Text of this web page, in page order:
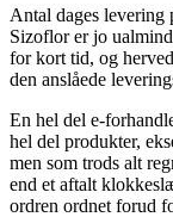
Antal dages
Sizoflor er jo
for kort tid, og
den anslåede
En hel del e-
hel del produkter,
men som trods alt
end et aftalt
ordren ordnet forud